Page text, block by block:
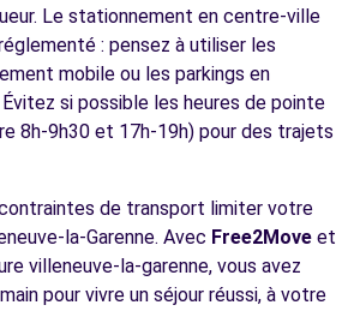
Le stationnement en centre-ville
: pensez à utiliser les
mobile ou les parkings en
si possible les heures de pointe
8h-9h30 et 17h-19h) pour des trajets
de transport limiter votre
la-Garenne. Avec Free2Move et
villeneuve-la-garenne, vous avez
pour vivre un séjour réussi, à votre